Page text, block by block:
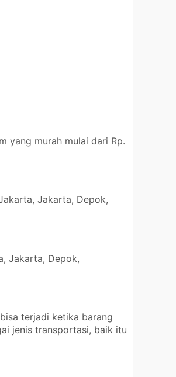
yang murah mulai dari Rp.
Jakarta, Depok,
Jakarta, Depok,
terjadi ketika barang
jenis transportasi, baik itu